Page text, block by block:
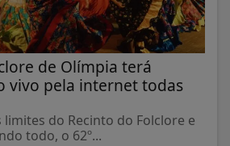
de Olímpia terá
vivo pela internet todas
do Recinto do Folclore e
todo, o 62º...